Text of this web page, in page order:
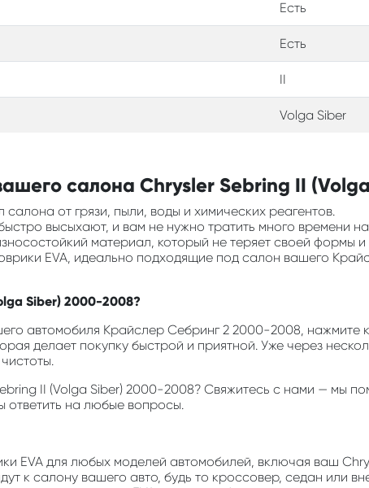
Есть
Есть
II
Volga Siber
салона Chrysler Sebring II
от грязи, пыли, воды и химических реагентов.
высыхают, и вам не нужно тратить много времени
материал, который не теряет своей формы
EVA, идеально подходящие под салон вашего
Siber) 2000-2008?
автомобиля Крайслер Себринг 2 2000-2008, нажмите
делает покупку быстрой и приятной. Уже через
II (Volga Siber) 2000-2008? Свяжитесь с нами — мы
ответить на любые вопросы.
EVA для любых моделей автомобилей, включая ваш
к салону вашего авто, будь то кроссовер, седан или